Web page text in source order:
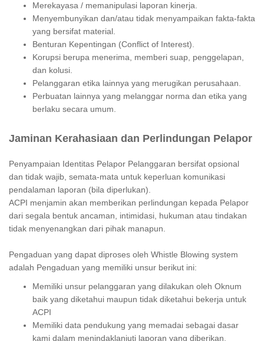
Merekayasa / memanipulasi laporan kinerja.
Menyembunyikan dan/atau tidak menyampaikan fakta-fakta
yang bersifat material.
Benturan Kepentingan (Conflict of Interest).
Korupsi berupa menerima, memberi suap, penggelapan,
dan kolusi.
Pelanggaran etika lainnya yang merugikan perusahaan.
Perbuatan lainnya yang melanggar norma dan etika yang
berlaku secara umum.
Jaminan Kerahasiaan dan Perlindungan Pelapor
Penyampaian Identitas Pelapor Pelanggaran bersifat opsional
dan tidak wajib, semata-mata untuk keperluan komunikasi
pendalaman laporan (bila diperlukan).
ACPI menjamin akan memberikan perlindungan kepada Pelapor
dari segala bentuk ancaman, intimidasi, hukuman atau tindakan
tidak menyenangkan dari pihak manapun.
Pengaduan yang dapat diproses oleh Whistle Blowing system
Memiliki unsur pelanggaran yang dilakukan oleh Oknum
baik yang diketahui maupun tidak diketahui bekerja untuk
ACPI
Memiliki data pendukung yang memadai sebagai dasar
kami dalam menindaklanjuti laporan yang diberikan.